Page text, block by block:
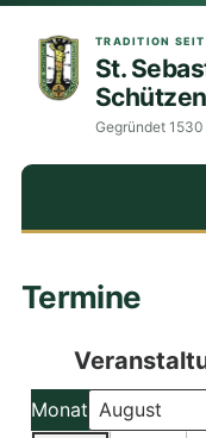
TRADITION
St.
Gegründet 1530
INHALT
Termine
Monat